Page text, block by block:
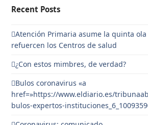
Recent Posts
Atención Primaria asume la quinta ola
refuercen los Centros de salud
¿Con estos mimbres, de verdad?
Bulos coronavirus «a
href=»https://www.eldiario.es/
bulos-expertos-